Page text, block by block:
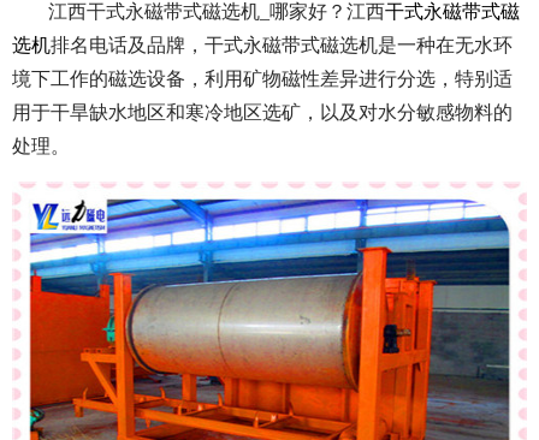
江西干式永磁带式磁选机_哪家好？江西干式永磁带式磁
选机排名电话及品牌，干式永磁带式磁选机是一种在无水环
境下工作的磁选设备，利用矿物磁性差异进行分选，特别适
用于干旱缺水地区和寒冷地区选矿，以及对水分敏感物料的
处理。